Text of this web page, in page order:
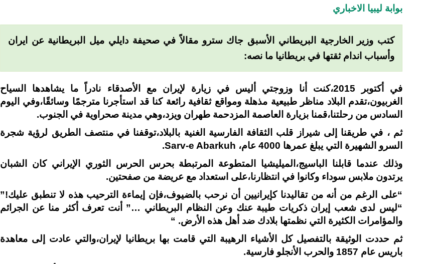
بوابة ليبيا الاخباري
كتب وزير الخارجية البريطاني الأسبق جاك سترو مقالاً في صحيفة دايلي ميل البريطانية عن ايران
وأسباب اندام ثقتها في بريطانيا ما نصه:
في أكتوبر 2015،كنت أنا وزوجتي أليس في زيارة لإيران مع الأصدقاء نادراً ما يشاهدها السياح
الغربيون،تقدم البلاد مناظر طبيعية مذهلة ومواقع ثقافية رائعة كنا قد استأجرنا مترجمًا وسائقًا،وفي اليوم
السادس من رحلتنا،قمنا بزيارة العاصمة المزدحمة طهران ويزد،وهي مدينة صحراوية في الجنوب.
ثم ، في طريقنا إلى شيراز قلب الثقافة الفارسية الغنية بالبلاد،توقفنا في منتصف الطريق لرؤية شجرة
السرو الشهيرة التي يبلغ عمرها 4000 عام، Sarv-e Abarkuh.
وذلك عندما قابلنا الباسيج،الميليشيا المتطوعة المرتبطة بحرس الحرس الثوري الإيراني كان الشبان
يرتدون ملابس سوداء وكانوا في انتظارنا،على استعداد مع عريضة من صفحتين.
“على الرغم من أنه من تقاليدنا كإيرانيين أن نرحب بالضيوف،فإن إيماءة الترحيب هذه لا تنطبق عليك!”
“ليس لدى شعب إيران ذكريات طيبة عنك وعن النظام البريطاني …” أنت تعرف أكثر منا عن الجرائم
والمؤامرات الكثيرة التي نظمتها بلادك ضد أهل هذه الأرض. “
ثم حددت الوثيقة بالتفصيل كل الأشياء الرهيبة التي قامت بها بريطانيا لإيران،والتي عادت إلى معاهدة
باريس عام 1857 والحرب الأنجلو فارسية.